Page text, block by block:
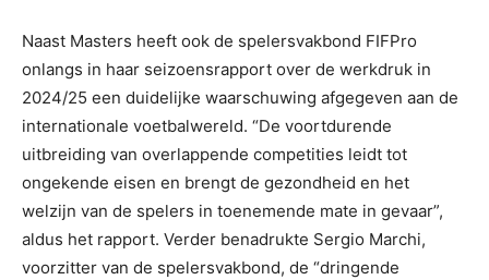
Naast Masters heeft ook de spelersvakbond FIFPro
onlangs in haar seizoensrapport over de werkdruk in
2024/25 een duidelijke waarschuwing afgegeven aan de
internationale voetbalwereld. “De voortdurende
uitbreiding van overlappende competities leidt tot
ongekende eisen en brengt de gezondheid en het
welzijn van de spelers in toenemende mate in gevaar”,
aldus het rapport. Verder benadrukte Sergio Marchi,
voorzitter van de spelersvakbond, de “dringende